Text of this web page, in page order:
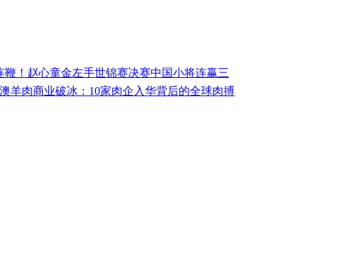
鞭！赵心童金左手世锦赛决赛中国小将连赢三
羊肉商业破冰：10家肉企入华背后的全球肉搏